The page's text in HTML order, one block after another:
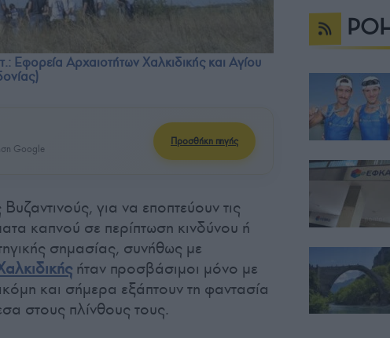
Εφορεία Αρχαιοτήτων Χαλκιδικής και Αγίου
Google
Προσθήκη πηγής
για να εποπτεύουν τις
καπνού σε περίπτωση κινδύνου ή
σημασίας, συνήθως με
ήταν προσβάσιμοι μόνο με
και σήμερα εξάπτουν τη φαντασία
στους πλίνθους τους.